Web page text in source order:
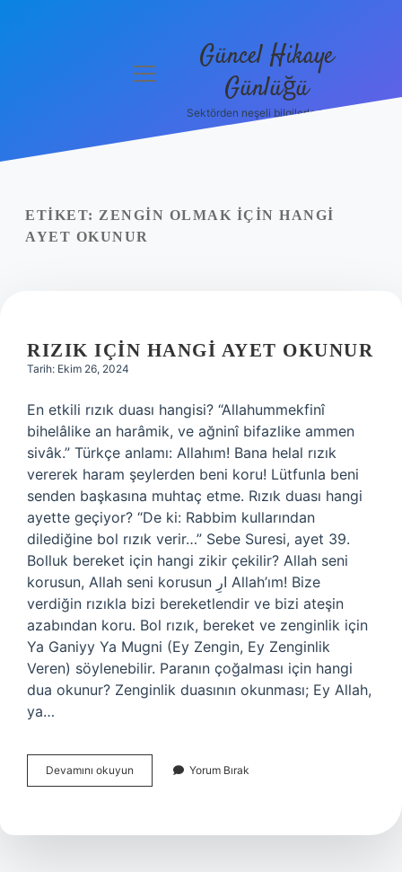
Yasal Uyarı
menüyü
Güncel Hikaye
Günlüğü
Sektörden neşeli bilgilerle tanış!
ETIKET: ZENGIN OLMAK IÇIN HANGI
AYET OKUNUR
RIZIK IÇIN HANGI AYET OKUNUR
Tarih: Ekim 26, 2024
En etkili rızık duası hangisi? “Allahummekfinî
bihelâlike an harâmik, ve ağninî bifazlike ammen
sivâk.” Türkçe anlamı: Allahım! Bana helal rızık
vererek haram şeylerden beni koru! Lütfunla beni
senden başkasına muhtaç etme. Rızık duası hangi
ayette geçiyor? “De ki: Rabbim kullarından
dilediğine bol rızık verir…” Sebe Suresi, ayet 39.
Bolluk bereket için hangi zikir çekilir? Allah seni
korusun, Allah seni korusun ارِ Allah’ım! Bize
verdiğin rızıkla bizi bereketlendir ve bizi ateşin
azabından koru. Bol rızık, bereket ve zenginlik için
Ya Ganiyy Ya Mugni (Ey Zengin, Ey Zenginlik
Veren) söylenebilir. Paranın çoğalması için hangi
dua okunur? Zenginlik duasının okunması; Ey Allah,
ya…
Devamını okuyun
Için
Okunur
Yorum Bırak